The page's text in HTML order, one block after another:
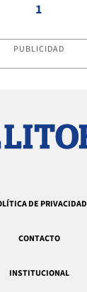
1
PUBLICIDAD
DE PRIVACIDAD
CONTACTO
INSTITUCIONAL